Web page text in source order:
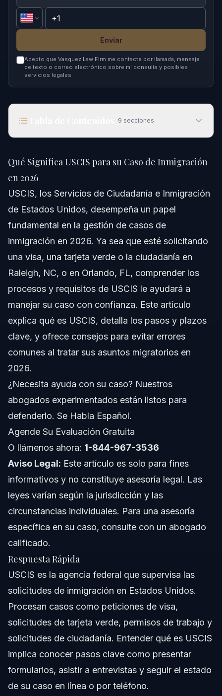
Enviar
Acepto que Vasquez Law Firm me contacte por llamada, mensaje
de texto o correo electrónico sobre mi consulta y posibles
servicios legales.
9 secciones
Respuesta Rápida
Comprendiendo USCIS y Su Función
Cómo USCIS Interactúa con Otras Agencias
Pasos Esenciales para Seguir con USCIS
1. Reúna los Documentos Requeridos
3. Cree una Cuenta USCIS en Línea
5. Prepárese para su Entrevista con USCIS
Evidencia (RFE)
7. Reciba la Decisión y Sepa Qué Hacer
Errores Comunes que Debe Evitar con USCIS
Cronograma y Qué Esperar de USCIS
Preguntas Frecuentes sobre USCIS
¿Qué significa USCIS?
¿Cómo puedo verificar el estado de mi caso USCIS?
¿Qué pasa si me caso con un ciudadano
aprueben mi tarjeta verde?
¿ICE está deportando titulares de tarjeta verde?
ciudadanía?
¿Qué es una Solicitud de Evidencia (RFE)?
Qué Significa USCIS para su Caso de Inmigración
en 2026
USCIS, los Servicios de Ciudadanía e Inmigración
de Estados Unidos, desempeña un papel
fundamental en la gestión de casos de
inmigración en 2026. Ya sea que esté solicitando
una visa, una tarjeta verde o la ciudadanía en
Raleigh, NC, o en Orlando, FL, comprender los
procesos y requisitos de USCIS le ayudará a
manejar su caso con confianza. Este artículo
explica qué es USCIS, detalla los pasos y plazos
clave, y ofrece consejos para evitar errores
comunes al tratar sus asuntos migratorios en
2026.
¿Necesita ayuda con su caso? Nuestros
abogados experimentados están listos para
defenderlo. Se Habla Español.
Agende Su Evaluación Gratuita
O llámenos ahora: 1-844-967-3536
Aviso Legal: Este artículo es solo para fines
informativos y no constituye asesoría legal. Las
leyes varían según la jurisdicción y las
circunstancias individuales. Para una asesoría
específica en su caso, consulte con un abogado
calificado.
Respuesta Rápida
USCIS es la agencia federal que supervisa las
solicitudes de inmigración en Estados Unidos.
Procesan casos como peticiones de visa,
solicitudes de tarjeta verde, permisos de trabajo y
solicitudes de ciudadanía. Entender qué es USCIS
implica conocer pasos clave como presentar
formularios, asistir a entrevistas y seguir el estado
de su caso en línea o por teléfono.